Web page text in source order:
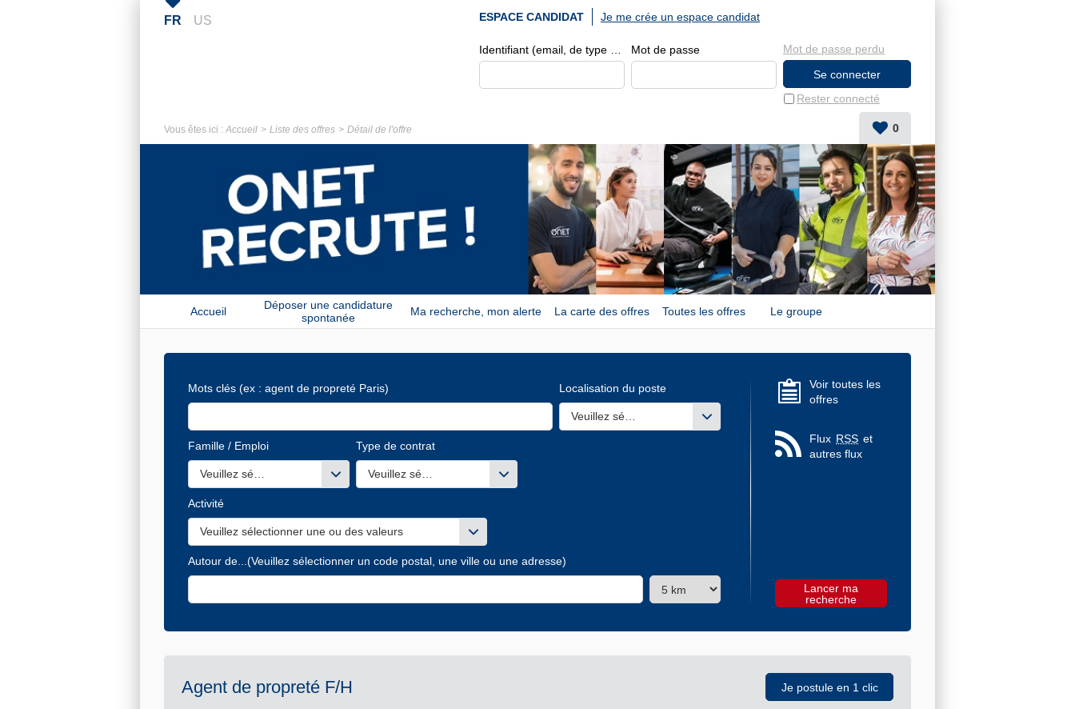
FR US ESPACE CANDIDAT
Mot de passe
Rester connecté
Mot de passe perdu
Je me crée un espace candidat
Vous êtes ici : Accueil Liste des offres Détail de l'offre 0
Accueil
Déposer une candidature
spontanée
Ma recherche, mon alerte La carte des offres Toutes les offres Le groupe
Mots clés (ex : agent de propreté Paris) Localisation du poste
Veuillez sélectionner une ou des valeurs
Famille / Emploi
Veuillez sélectionner une ou des valeurs
Type de contrat
Veuillez sélectionner une ou des valeurs
Activité
Veuillez sélectionner une ou des valeurs
Autour de...(Veuillez sélectionner un code postal, une ville ou une adresse)
Voir toutes les
offres
Flux RSS et
autres flux
Agent de propreté F/H